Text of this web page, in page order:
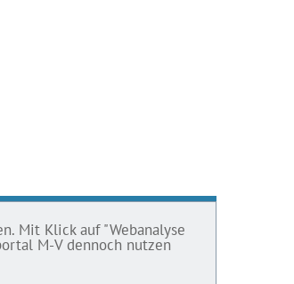
Mit Klick auf "Webanalyse
M-V dennoch nutzen